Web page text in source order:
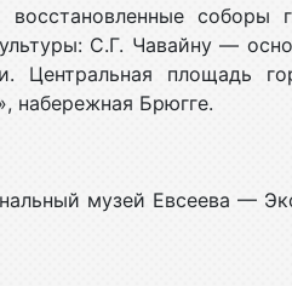
С.Г. Чавайну —
площадь
набережная Брюгге.
музей Евсеева —